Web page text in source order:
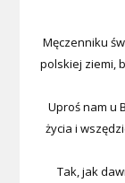
Męczenniku
polskiej ziemi,
Uproś nam u
życia i
Tak, jak